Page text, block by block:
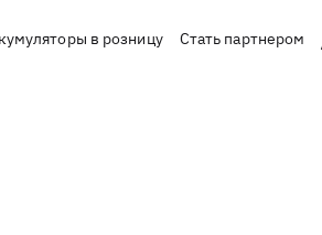
в розницу Стать партнером